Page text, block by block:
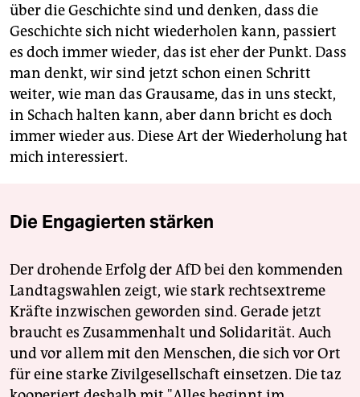
über die Geschichte sind und denken, dass die
Geschichte sich nicht wiederholen kann, passiert
es doch immer wieder, das ist eher der Punkt. Dass
man denkt, wir sind jetzt schon einen Schritt
weiter, wie man das Grausame, das in uns steckt,
in Schach halten kann, aber dann bricht es doch
immer wieder aus. Diese Art der ­Wiederholung hat
mich interessiert.
Die Engagierten stärken
Der drohende Erfolg der AfD bei den kommenden
Landtagswahlen zeigt, wie stark rechtsextreme
Kräfte inzwischen geworden sind. Gerade jetzt
braucht es Zusammenhalt und Solidarität. Auch
und vor allem mit den Menschen, die sich vor Ort
für eine starke Zivilgesellschaft einsetzen. Die taz